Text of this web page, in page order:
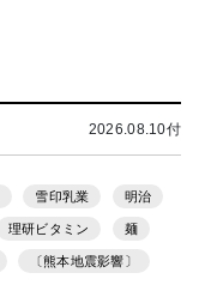
2026.08.10付
雪印乳業 明治
理研ビタミン 麺
〔熊本地震影響〕